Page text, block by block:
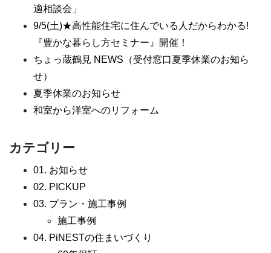
適相談会」
9/5(土)★高性能住宅に住んでいる人だからわかる!
『豊かな暮らし方セミナー』開催！
ちょっ蔵鶴見 NEWS（受付窓口夏季休業のお知ら
せ）
夏季休業のお知らせ
和室から洋室へのリフォーム
カテゴリー
01. お知らせ
02. PICKUP
03. プラン・施工事例
施工事例
04. PiNESTの住まいづくり